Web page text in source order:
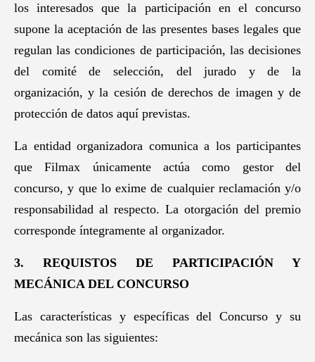
los interesados que la participación en el concurso
supone la aceptación de las presentes bases legales que
regulan las condiciones de participación, las decisiones
del comité de selección, del jurado y de la
organización, y la cesión de derechos de imagen y de
protección de datos aquí previstas.
La entidad organizadora comunica a los participantes
que Filmax únicamente actúa como gestor del
concurso, y que lo exime de cualquier reclamación y/o
responsabilidad al respecto. La otorgación del premio
corresponde íntegramente al organizador.
3. REQUISTOS DE PARTICIPACIÓN Y
MECÁNICA DEL CONCURSO
Las características y específicas del Concurso y su
mecánica son las siguientes: